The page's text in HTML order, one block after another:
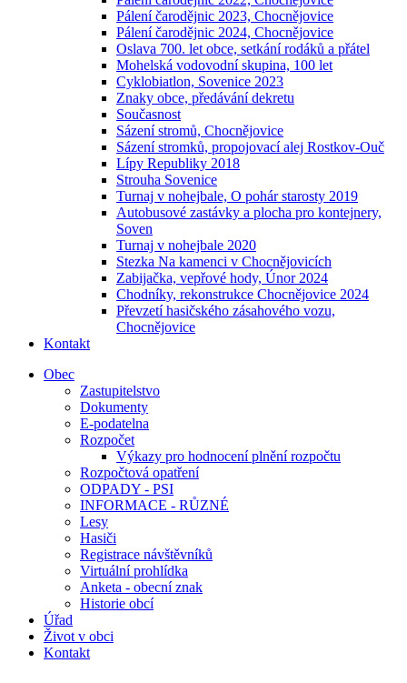
Pálení čarodějnic 2023, Chocnějovice
Pálení čarodějnic 2024, Chocnějovice
Oslava 700. let obce, setkání rodáků a přátel
Mohelská vodovodní skupina, 100 let
Cyklobiatlon, Sovenice 2023
Znaky obce, předávání dekretu
Současnost
Sázení stromů, Chocnějovice
Sázení stromků, propojovací alej Rostkov-Ouč
Lípy Republiky 2018
Strouha Sovenice
Turnaj v nohejbale, O pohár starosty 2019
Autobusové zastávky a plocha pro kontejnery,
Soven
Turnaj v nohejbale 2020
Stezka Na kamenci v Chocnějovicích
Zabijačka, vepřové hody, Únor 2024
Chodníky, rekonstrukce Chocnějovice 2024
Převzetí hasičského zásahového vozu,
Chocnějovice
Kontakt
Obec
Zastupitelstvo
Dokumenty
E-podatelna
Rozpočet
Výkazy pro hodnocení plnění rozpočtu
Rozpočtová opatření
ODPADY - PSI
INFORMACE - RŮZNÉ
Lesy
Hasiči
Registrace návštěvníků
Virtuální prohlídka
Anketa - obecní znak
Historie obcí
Úřad
Život v obci
Kontakt